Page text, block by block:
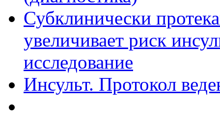
Субклинически
увеличивает риск
исследование
Инсульт. Протокол